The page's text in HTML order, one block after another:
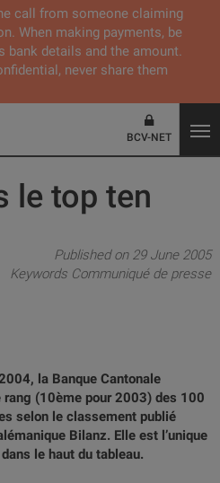
call from someone claiming
When making payments, be
bank details and the amount.
never share them
BCV-NET
le top ten
Published on 29 June 2005
Keywords Communiqué de presse
la Banque Cantonale
(10ème pour 2003) des 100
selon le classement publié
Bilanz. Elle est l’unique
le haut du tableau.